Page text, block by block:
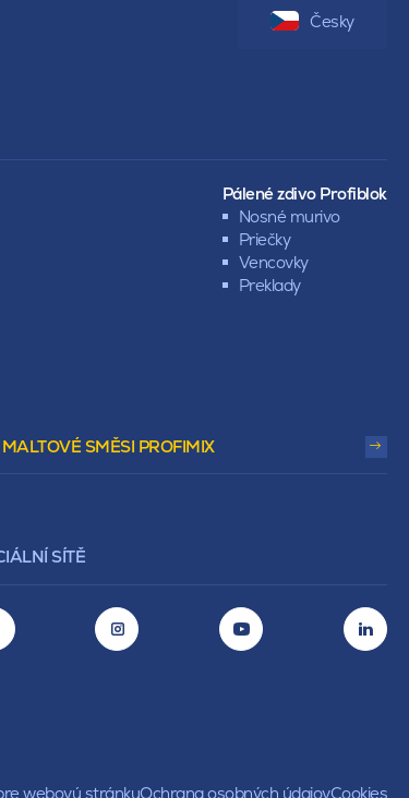
SÍTĚ
Pálené zdivo Profiblok
Nosné murivo
Priečky
Vencovky
Preklady
SMĚSI PROFIMIX
Česky
webovú stránkuOchrana osobných údajovCookies